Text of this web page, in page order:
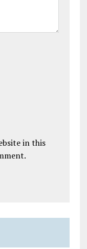
in this